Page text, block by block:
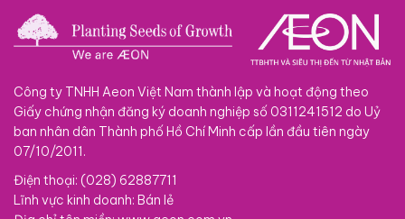
Công ty TNHH Aeon Việt Nam thành lập và hoạt động theo
Giấy chứng nhận đăng ký doanh nghiệp số 0311241512 do Uỷ
ban nhân dân Thành phố Hồ Chí Minh cấp lần đầu tiên ngày
07/10/2011.
Điện thoại: (028) 62887711
Lĩnh vực kinh doanh: Bán lẻ